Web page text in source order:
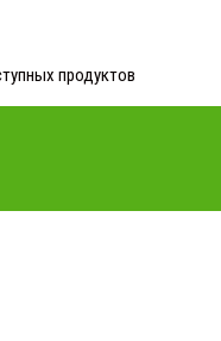
продуктов